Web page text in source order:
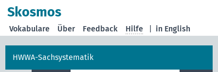
Skosmos
in English
Vokabulare Über Feedback Hilfe
HWWA-Sachsystematik